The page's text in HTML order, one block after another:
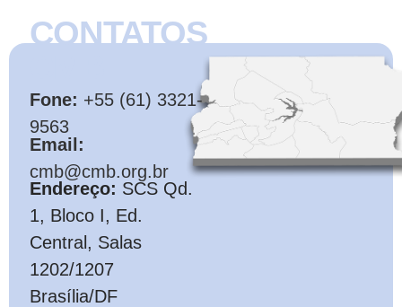
CONTATOS
Fone: +55 (61) 3321-
9563
Email:
cmb@cmb.org.br
Endereço: SCS Qd.
1, Bloco I, Ed.
Central, Salas
1202/1207
Brasília/DF